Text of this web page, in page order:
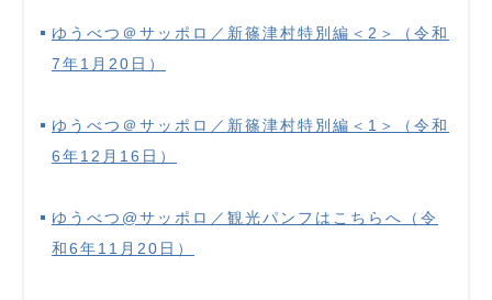
ゆうべつ＠サッポロ／新篠津村特別編＜2＞（令和
7年1月20日）
ゆうべつ＠サッポロ／新篠津村特別編＜1＞（令和
6年12月16日）
ゆうべつ@サッポロ／観光パンフはこちらへ（令
和6年11月20日）